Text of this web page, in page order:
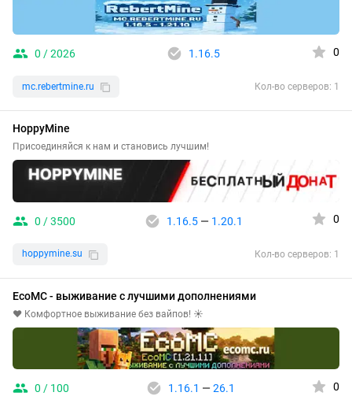
0 / 2026 1.16.5 0
mc.rebertmine.ru Кол-во серверов: 1
HoppyMine
Присоединяйся к нам и становись лучшим!
0 / 3500 1.16.5— 1.20.1 0
hoppymine.su Кол-во серверов: 1
EcoMC - выживание с лучшими дополнениями
❤️ Комфортное выживание без вайпов! ☀️
0 / 100 1.16.1 — 26.1 0